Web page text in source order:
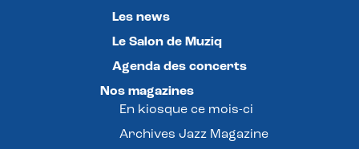
Les news
Le Salon de Muziq
Agenda des concerts
Nos magazines
En kiosque ce mois-ci
Archives Jazz Magazine